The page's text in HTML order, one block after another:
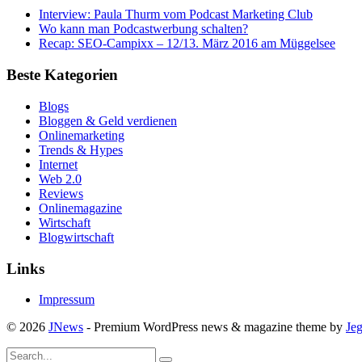
Interview: Paula Thurm vom Podcast Marketing Club
Wo kann man Podcastwerbung schalten?
Recap: SEO-Campixx – 12/13. März 2016 am Müggelsee
Beste Kategorien
Blogs
Bloggen & Geld verdienen
Onlinemarketing
Trends & Hypes
Internet
Web 2.0
Reviews
Onlinemagazine
Wirtschaft
Blogwirtschaft
Links
Impressum
© 2026 JNews - Premium WordPress news & magazine theme by